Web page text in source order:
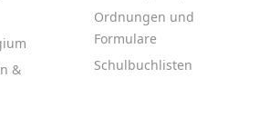
&
Ordnungen und
Formulare
Schulbuchlisten